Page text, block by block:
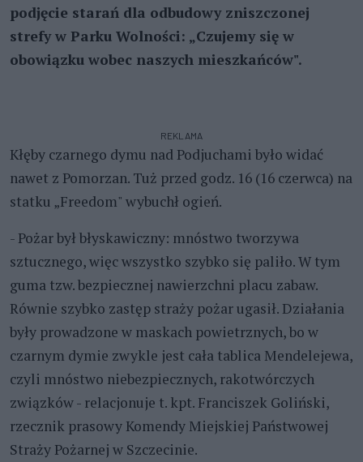
podjęcie starań dla odbudowy zniszczonej
strefy w Parku Wolności: „Czujemy się w
obowiązku wobec naszych mieszkańców".
REKLAMA
Kłęby czarnego dymu nad Podjuchami było widać
nawet z Pomorzan. Tuż przed godz. 16 (16 czerwca) na
statku „Freedom" wybuchł ogień.
- Pożar był błyskawiczny: mnóstwo tworzywa
sztucznego, więc wszystko szybko się paliło. W tym
guma tzw. bezpiecznej nawierzchni placu zabaw.
Równie szybko zastęp straży pożar ugasił. Działania
były prowadzone w maskach powietrznych, bo w
czarnym dymie zwykle jest cała tablica Mendelejewa,
czyli mnóstwo niebezpiecznych, rakotwórczych
związków - relacjonuje t. kpt. Franciszek Goliński,
rzecznik prasowy Komendy Miejskiej Państwowej
Straży Pożarnej w Szczecinie.